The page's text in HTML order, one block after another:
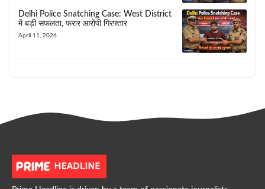
Delhi Police Snatching Case: West District
में बड़ी सफलता, फरार आरोपी गिरफ्तार
April 11, 2026